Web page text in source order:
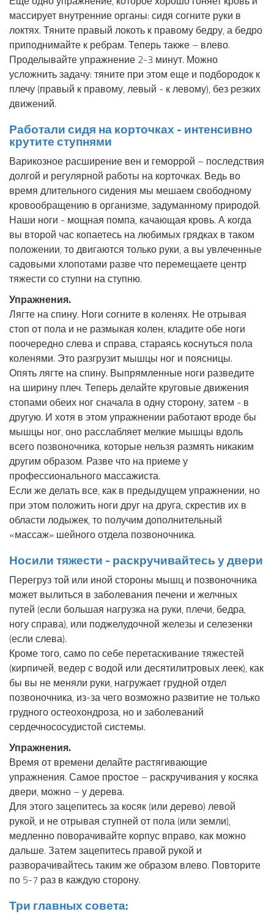
массирует внутренние органы: сидя согните руки в
локтях. Тяните правый локоть к правому бедру, а бедро
приподнимайте к ребрам. Теперь также – влево.
Проделывайте упражнение 2-3 минут. Можно
усложнить задачу: тяните при этом еще и подбородок к
плечу (правый к правому, левый - к левому), без резких
движений.
Работали сидя на корточках - интенсивно
крутите ступнями
Варикозное расширение вен и геморрой – последствия
долгой и регулярной работы на корточках. Ведь во
время длительного сидения мы мешаем свободному
кровообращению в организме, задуманному природой.
Наши ноги - мощная помпа, качающая кровь. А когда
вы второй час копаетесь на любимых грядках в таком
положении, то двигаются только руки, а вы увлеченные
садовыми хлопотами разве что перемещаете центр
тяжести со ступни на ступню.
Упражнения.
Лягте на спину. Ноги согните в коленях. Не отрывая
стоп от пола и не размыкая колен, кладите обе ноги
поочередно слева и справа, стараясь коснуться пола
коленями. Это разгрузит мышцы ног и поясницы.
Опять лягте на спину. Выпрямленные ноги разведите
на ширину плеч. Теперь делайте круговые движения
стопами обеих ног сначала в одну сторону, затем - в
другую. И хотя в этом упражнении работают вроде бы
мышцы ног, оно расслабляет мелкие мышцы вдоль
всего позвоночника, которые нельзя размять никаким
другим образом. Разве что на приеме у
профессионального массажиста.
Если же делать все, как в предыдущем упражнении, но
при этом положить ноги друг на друга, скрестив их в
области лодыжек, то получим дополнительный
«массаж» шейного отдела позвоночника.
Носили тяжести - раскручивайтесь у двери
Перегруз той или иной стороны мышц и позвоночника
может вылиться в заболевания печени и желчных
путей (если большая нагрузка на руки, плечи, бедра,
ногу справа), или поджелудочной железы и селезенки
(если слева).
Кроме того, само по себе перетаскивание тяжестей
(кирпичей, ведер с водой или десятилитровых леек), как
бы вы не меняли руки, нагружает грудной отдел
позвоночника, из-за чего возможно развитие не только
грудного остеохондроза, но и заболеваний
сердечнососудистой системы.
Упражнения.
Время от времени делайте растягивающие
упражнения. Самое простое – раскручивания у косяка
двери, можно – у дерева.
Для этого зацепитесь за косяк (или дерево) левой
рукой, и не отрывая ступней от пола (или земли),
медленно поворачивайте корпус вправо, как можно
дальше. Затем зацепитесь правой рукой и
разворачивайтесь таким же образом влево. Повторите
по 5-7 раз в каждую сторону.
Три главных совета: